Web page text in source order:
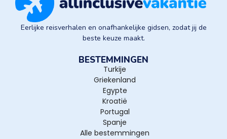
Eerlijke reisverhalen en onafhankelijke gidsen, zodat jij de
beste keuze maakt.
BESTEMMINGEN
Turkije
Griekenland
Egypte
Kroatië
Portugal
Spanje
Alle bestemmingen